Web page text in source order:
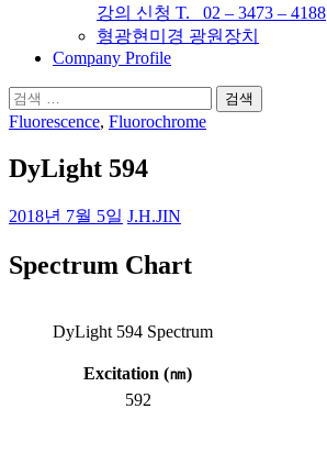
강의 신청 T. 02 – 3473 – 4188
형광현미경 광원장치
Company Profile
검
색:
Fluorescence, Fluorochrome
DyLight 594
2018년 7월 5일 J.H.JIN
Spectrum Chart
DyLight 594 Spectrum
Excitation (㎚)
592